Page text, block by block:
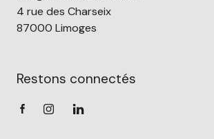
4 rue des Charseix
87000 Limoges
Restons connectés